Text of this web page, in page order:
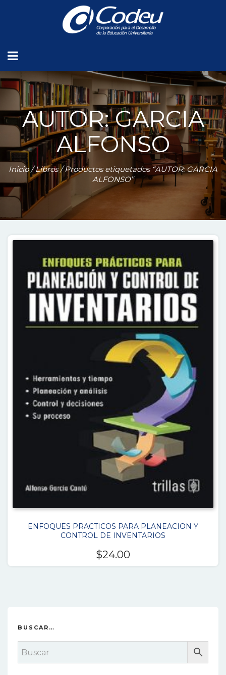
AUTOR: GARCIA
ALFONSO
Inicio/Libros/ Productos etiquetados “AUTOR: GARCIA
ALFONSO”
ENFOQUES PRACTICOS PARA PLANEACION Y
CONTROL DE INVENTARIOS
$24.00
BUSCAR…